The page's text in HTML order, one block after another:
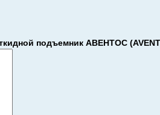
подъемник АВЕНТОС